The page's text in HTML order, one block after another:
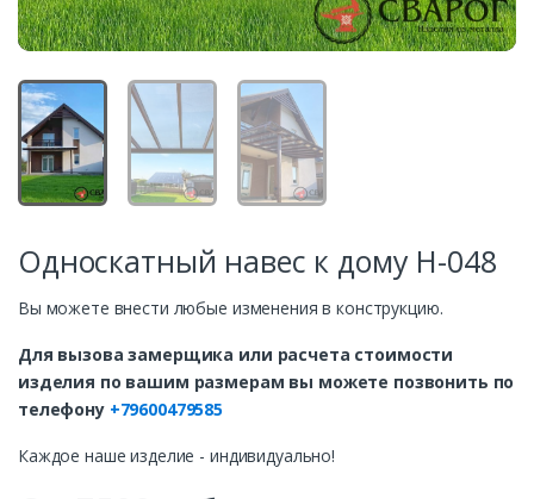
Односкатный навес к дому Н-048
Вы можете внести любые изменения в конструкцию.
Для вызова замерщика или расчета стоимости
изделия по вашим размерам вы можете позвонить по
телефону +79600479585
Каждое наше изделие - индивидуально!